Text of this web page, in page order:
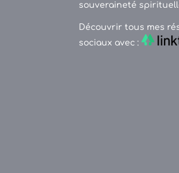
souveraineté
Découvrir tous mes
sociaux avec :